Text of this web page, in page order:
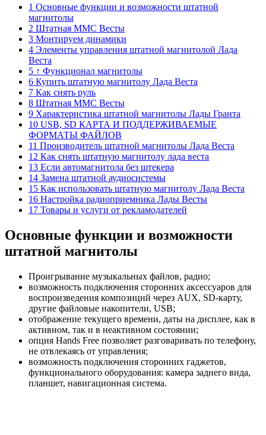
1 Основные функции и возможности штатной
магнитолы
2 Штатная ММС Весты
3 Монтируем динамики
4 Элементы управления штатной магнитолой Лада
Веста
5 ↑ Функционал магнитолы
6 Купить штатную магнитолу Лада Веста
7 Как снять руль
8 Штатная ММС Весты
9 Характеристика штатной магнитолы Лады Гранта
10 USB, SD КАРТА И ПОДДЕРЖИВАЕМЫЕ
ФОРМАТЫ ФАЙЛОВ
11 Производитель штатной магнитолы Лада Веста
12 Как снять штатную магнитолу лада веста
13 Если автомагнитола без штекера
14 Замена штатной аудиосистемы
15 Как использовать штатную магнитолу Лада Веста
16 Настройка радиоприемника Лады Весты
17 Товары и услуги от рекламодателей
Основные функции и возможности
штатной магнитолы
Проигрывание музыкальных файлов, радио;
возможность подключения сторонних аксессуаров для
воспроизведения композиций через AUX, SD-карту,
другие файловые накопители, USB;
отображение текущего времени, даты на дисплее, как в
активном, так и в неактивном состоянии;
опция Hands Free позволяет разговаривать по телефону,
не отвлекаясь от управления;
возможность подключения сторонних гаджетов,
функционального оборудования: камера заднего вида,
планшет, навигационная система.